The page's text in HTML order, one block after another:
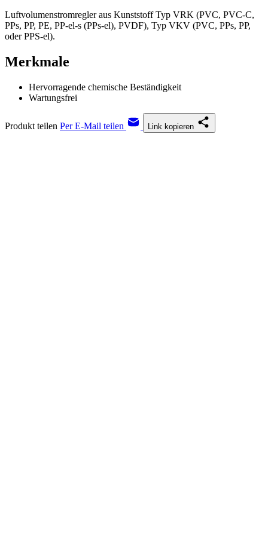
Luftvolumenstromregler aus Kunststoff Typ VRK (PVC, PVC-C,
PPs, PP, PE, PP-el-s (PPs-el), PVDF), Typ VKV (PVC, PPs, PP,
oder PPS-el).
Merkmale
Hervorragende chemische Beständigkeit
Wartungsfrei
Produkt teilen Per E-Mail teilen Link kopieren